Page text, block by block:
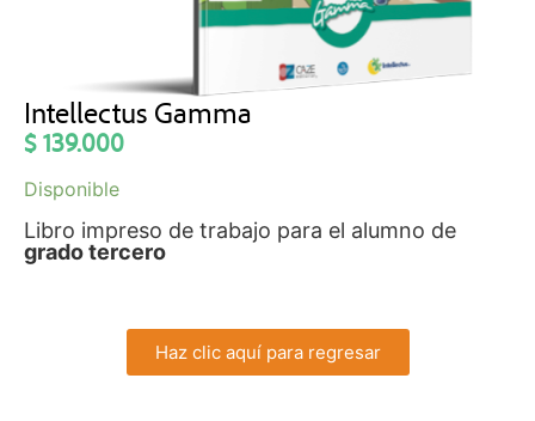
Intellectus Gamma
$139.000
Disponible
Libro impreso de trabajo para el alumno de
grado tercero
Haz clic aquí para regresar